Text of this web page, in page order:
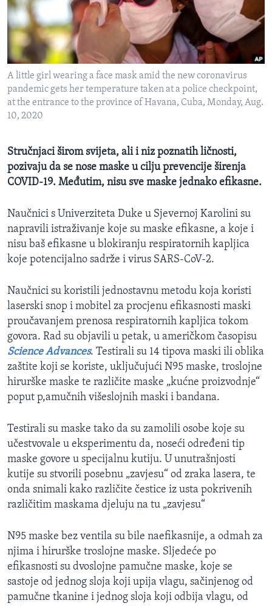
MAGAZIN
O GLASU AMERIKE
Learning English
PRATITE NAS
Jezici
A little girl wearing a face mask amid the new coronavirus
pandemic gets her temperature taken at a police checkpoint,
at the entrance to the province of Havana, Cuba, Monday, Aug.
10, 2020
Stručnjaci širom svijeta, ali i niz poznatih ličnosti,
pozivaju da se nose maske u cilju prevencije širenja
COVID-19. Međutim, nisu sve maske jednako efikasne.
Naučnici s Univerziteta Duke u Sjevernoj Karolini su
napravili istraživanje koje su maske efikasne, a koje i
nisu baš efikasne u blokiranju respiratornih kapljica
koje potencijalno sadrže i virus SARS-CoV-2.
Naučnici su koristili jednostavnu metodu koja koristi
laserski snop i mobitel za procjenu efikasnosti maski
proučavanjem prenosa respiratornih kapljica tokom
govora. Rad su objavili u petak, u američkom časopisu
Science Advances. Testirali su 14 tipova maski ili oblika
zaštite koji se koriste, uključujući N95 maske, troslojne
hirurške maske te različite maske „kućne proizvodnje“
poput p,amučnih višeslojnih maski i bandana.
Testirali su maske tako da su zamolili osobe koje su
učestvovale u eksperimentu da, noseći određeni tip
maske govore u specijalnu kutiju. U unutrašnjosti
kutije su stvorili posebnu „zavjesu“ od zraka lasera, te
onda snimali kako različite čestice iz usta pokrivenih
različitim maskama djeluju na tu „zavjesu“
N95 maske bez ventila su bile naefikasnije, a odmah za
njima i hirurške troslojne maske. Sljedeće po
efikasnosti su dvoslojne pamučne maske, koje se
sastoje od jednog sloja koji upija vlagu, sačinjenog od
pamučne tkanine i jednog sloja koji odbija vlagu, od